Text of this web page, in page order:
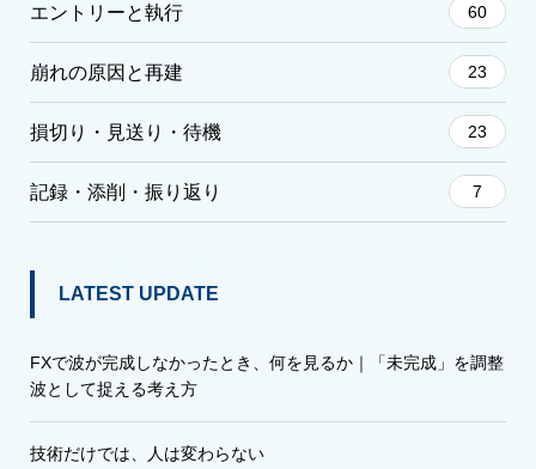
エントリーと執行 60
崩れの原因と再建 23
損切り・見送り・待機 23
記録・添削・振り返り 7
LATEST UPDATE
FXで波が完成しなかったとき、何を見るか｜「未完成」を調整
波として捉える考え方
技術だけでは、人は変わらない